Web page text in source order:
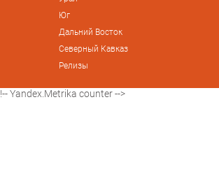
Юг
Дальний Восток
Северный Кавказ
Релизы
!-- Yandex.Metrika counter -->